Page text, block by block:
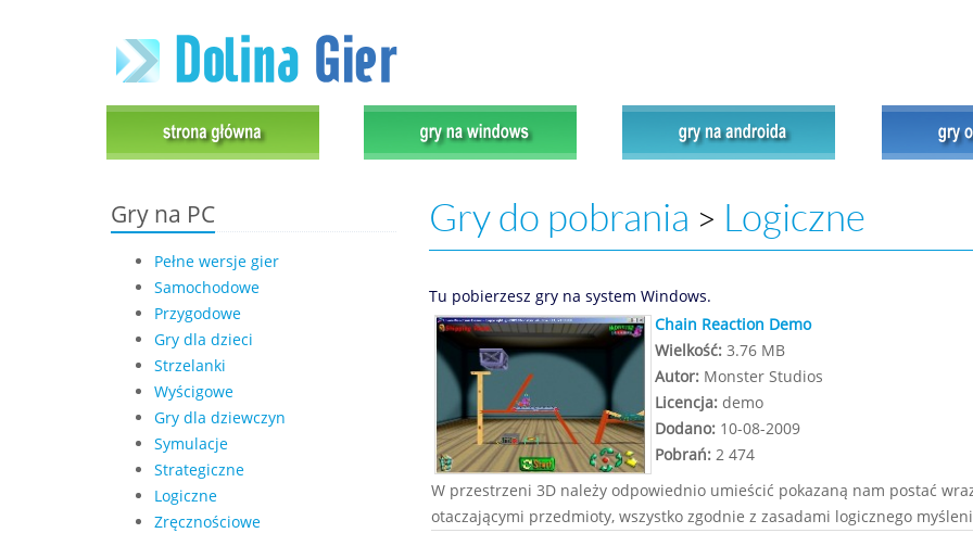
Gry na PC
Pełne wersje gier
Samochodowe
Przygodowe
Gry dla dzieci
Strzelanki
Wyścigowe
Gry dla dziewczyn
Symulacje
Strategiczne
Logiczne
Zręcznościowe
Gry do pobrania > Logiczne
Tu pobierzesz gry na system Windows.
Chain Reaction Demo
Wielkość:3.76 MB
Autor:Monster Studios
Licencja:demo
Dodano:10-08-2009
Pobrań:2 474
W przestrzeni 3D należy odpowiednio umieścić pokazaną nam postać
otaczającymi przedmioty, wszystko zgodnie z zasadami logicznego